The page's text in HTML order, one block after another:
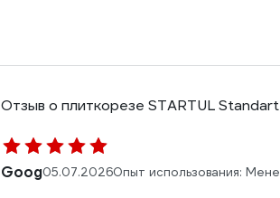
Отзыв о плиткорезе STARTUL Standart
Goog05.07.2026Опыт использования: